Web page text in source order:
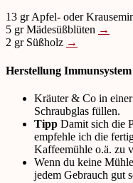
13 gr Apfel- oder
5 gr Mädesüßblüten →
2 gr Süßholz →
Herstellung
Kräuter & Co in
Schraubglas füllen.
Tipp Damit sich die
empfehle ich die
Kaffeemühle o.ä. zu
Wenn du keine
jedem Gebrauch gut